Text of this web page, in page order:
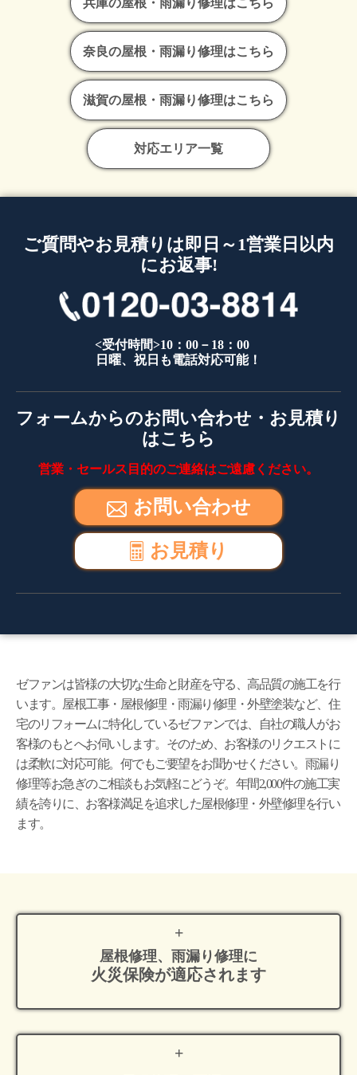
奈良の屋根・雨漏り修理はこちら
滋賀の屋根・雨漏り修理はこちら
対応エリア一覧
ご質問やお見積りは即日～1営業日以内
にお返事!
<受付時間>10：00－18：00
日曜、祝日も電話対応可能！
フォームからのお問い合わせ・お見積り
はこちら
営業・セールス目的のご連絡はご遠慮ください。
お問い合わせ
お見積り
ゼファンは皆様の大切な生命と財産を守る、高品質の施工を行
います。屋根工事・屋根修理・雨漏り修理・外壁塗装など、住
宅のリフォームに特化しているゼファンでは、自社の職人がお
客様のもとへお伺いします。そのため、お客様のリクエストに
は柔軟に対応可能。何でもご要望をお聞かせください。雨漏り
修理等お急ぎのご相談もお気軽にどうぞ。年間2,000件の施工実
績を誇りに、お客様満足を追求した屋根修理・外壁修理を行い
ます。
屋根修理、雨漏り修理に
火災保険が適応されます